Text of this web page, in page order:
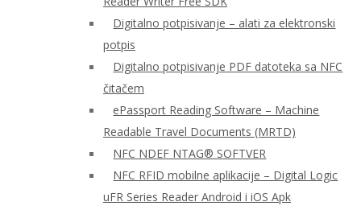
Digitalno potpisivanje – alati za elektronski
potpis
Digitalno potpisivanje PDF datoteka sa NFC
čitačem
ePassport Reading Software – Machine
Readable Travel Documents (MRTD)
NFC NDEF NTAG® SOFTVER
NFC RFID mobilne aplikacije – Digital Logic
uFR Series Reader Android i iOS Apk